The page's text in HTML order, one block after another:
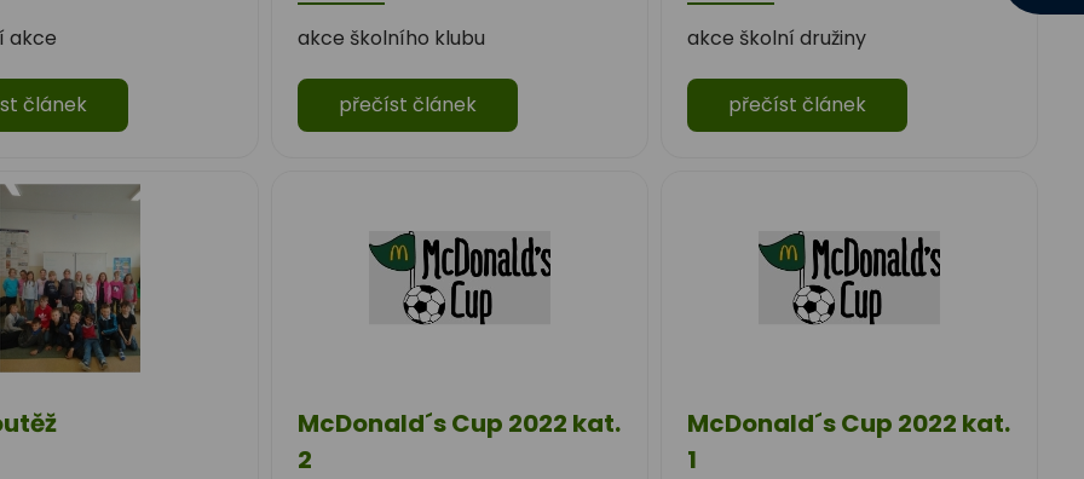
akce
článek
akce školního klubu
přečíst článek
akce školní družiny
přečíst článek
McDonald´s Cup 2022 kat.
2
McDonald´s Cup 2022 kat.
1